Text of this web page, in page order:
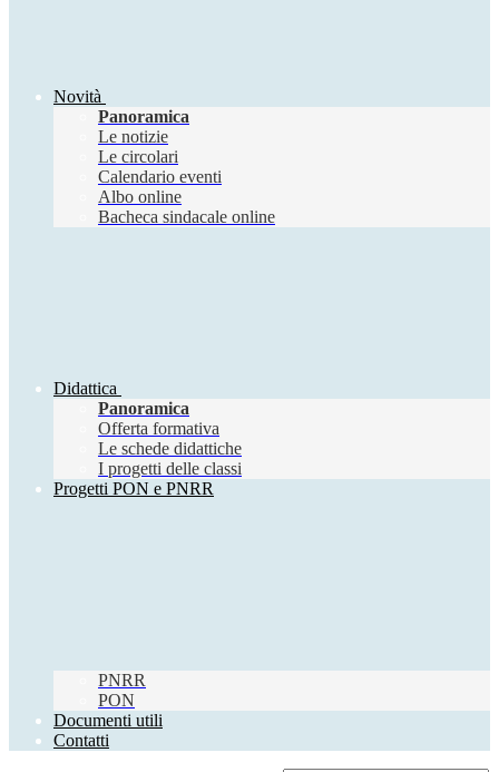
Novità
Panoramica
Le notizie
Le circolari
Calendario eventi
Albo online
Bacheca sindacale online
Didattica
Panoramica
Offerta formativa
Le schede didattiche
I progetti delle classi
Progetti PON e PNRR
PNRR
PON
Documenti utili
Contatti